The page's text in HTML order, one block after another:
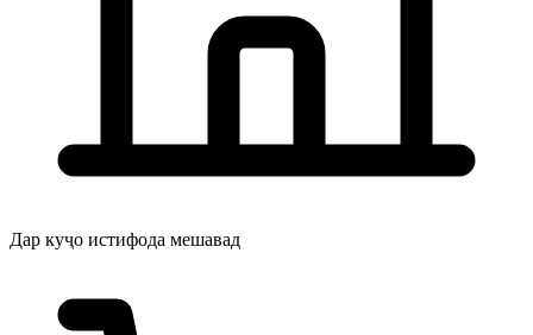
Дар куҷо истифода мешавад